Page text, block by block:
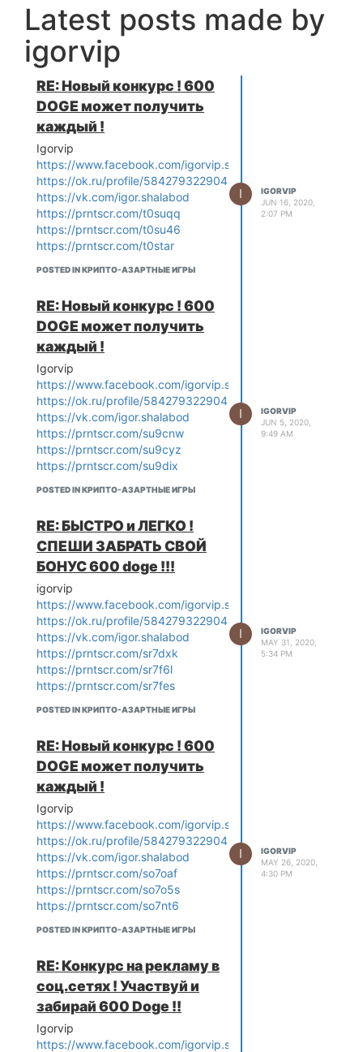
Latest posts made by
igorvip
RE: Новый конкурс ! 600
DOGE может получить
каждый !
Igorvip
https://www.facebook.com/igorvip.shalabod
https://ok.ru/profile/584279322904
https://vk.com/igor.shalabod
https://prntscr.com/t0suqq
https://prntscr.com/t0su46
https://prntscr.com/t0star
POSTED IN КРИПТО-АЗАРТНЫЕ ИГРЫ
I
IGORVIP
JUN 16, 2020,
2:07 PM
RE: Новый конкурс ! 600
DOGE может получить
каждый !
Igorvip
https://www.facebook.com/igorvip.shalabod
https://ok.ru/profile/584279322904
https://vk.com/igor.shalabod
https://prntscr.com/su9cnw
https://prntscr.com/su9cyz
https://prntscr.com/su9dix
POSTED IN КРИПТО-АЗАРТНЫЕ ИГРЫ
I
IGORVIP
JUN 5, 2020,
9:49 AM
RE: БЫСТРО и ЛЕГКО !
СПЕШИ ЗАБРАТЬ СВОЙ
БОНУС 600 doge !!!
igorvip
https://www.facebook.com/igorvip.shalabod
https://ok.ru/profile/584279322904
https://vk.com/igor.shalabod
https://prntscr.com/sr7dxk
https://prntscr.com/sr7f6l
https://prntscr.com/sr7fes
POSTED IN КРИПТО-АЗАРТНЫЕ ИГРЫ
I
IGORVIP
MAY 31, 2020,
5:34 PM
RE: Новый конкурс ! 600
DOGE может получить
каждый !
Igorvip
https://www.facebook.com/igorvip.shalabod
https://ok.ru/profile/584279322904
https://vk.com/igor.shalabod
https://prntscr.com/so7oaf
https://prntscr.com/so7o5s
https://prntscr.com/so7nt6
POSTED IN КРИПТО-АЗАРТНЫЕ ИГРЫ
I
IGORVIP
MAY 26, 2020,
4:30 PM
RE: Конкурс на рекламу в
соц.сетях ! Участвуй и
забирай 600 Doge !!
Igorvip
https://www.facebook.com/igorvip.shalabod